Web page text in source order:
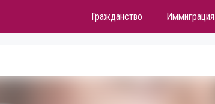
Гражданство Иммиграция